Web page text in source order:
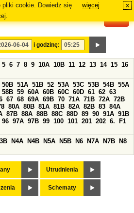
pliki cookie. Dowiedz się
więcej x
i godzinę:
5 6 7 8 9 10A 10B 11 12 13 14 15 16
50B 51A 51B 52 53A 53C 53B 54B 55A
58B 59 60A 60B 60C 60D 61 62 63
67 68 69A 69B 70 71A 71B 72A 72B
80A 80B 81A 81B 82A 82B 83 84A
87B 88A 88B 88C 88D 89 90 91A 91B
96 97A 97B 99 100 101 201 202 6.
F1
N4A N4B N5A N5B N6 N7A N7B
N8
Utrudnienia
Schematy